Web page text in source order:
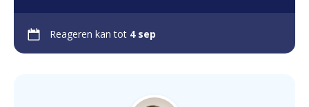
Reageren kan tot 4 sep